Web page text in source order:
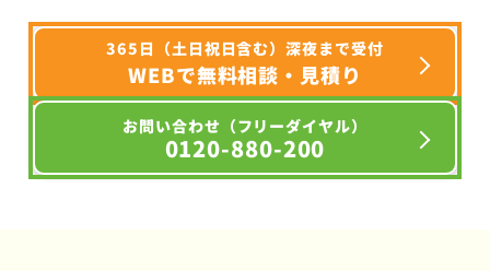
365日（土日祝日含む）深夜まで受付
WEBで無料相談・見積り
お問い合わせ（フリーダイヤル）
0120-880-200